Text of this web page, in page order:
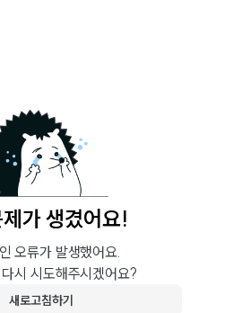
가 생겼어요!
오류가 발생했어요.
시 시도해주시겠어요?
새로고침하기